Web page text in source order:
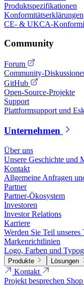
Produktspezifikationen
Konformitätserklärungen
CE- & UKCA-
Community
Forum
Community-
GitHub
Open-Source-Projekte
Support
Plattformsupport und
Unternehmen
Über uns
Unsere Geschichte und
Kontakt
Allgemeine Anfragen
Partner
Partner-Ökosystem
Investoren
Investor Relations
Karriere
Werden Sie Teil unseres
Markenrichtlinien
Logo, Farben und
Produkte Lösungen
Kontakt
Projekt besprechen